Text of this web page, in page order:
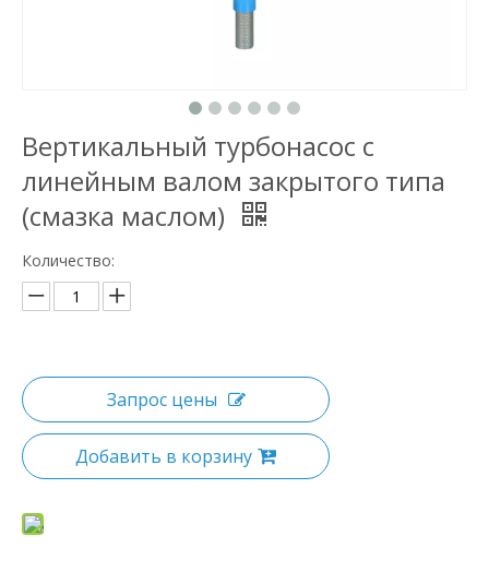
Вертикальный турбонасос с
линейным валом закрытого типа
(смазка маслом)
Количество:
Запрос цены
Добавить в корзину